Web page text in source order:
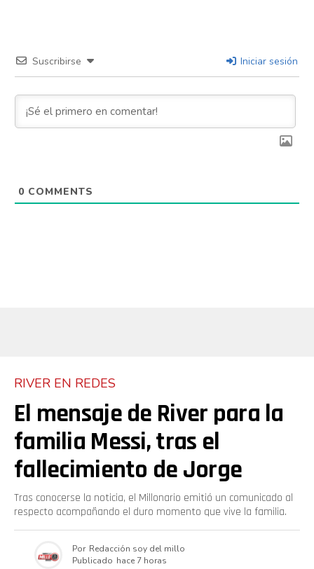
Suscribirse Iniciar sesión
0 COMMENTS
RIVER EN REDES
El mensaje de River para la
familia Messi, tras el
fallecimiento de Jorge
Tras conocerse la noticia, el Millonario emitió un comunicado al
respecto acompañando el duro momento que vive la familia.
Por Redacción soy del millo
Publicado hace 7 horas